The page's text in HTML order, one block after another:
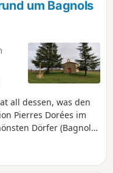
um Bagnols
all dessen, was den
Pierres Dorées im
Dörfer (Bagnols,
auf die umliegenden